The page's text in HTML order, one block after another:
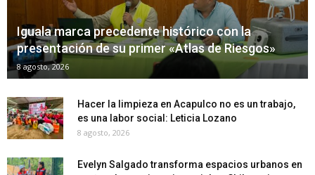
Iguala marca precedente histórico con la
presentación de su primer «Atlas de Riesgos»
8 agosto, 2026
Hacer la limpieza en Acapulco no es un trabajo,
es una labor social: Leticia Lozano
8 agosto, 2026
Evelyn Salgado transforma espacios urbanos en